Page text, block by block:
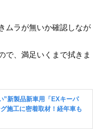
ムラが無いか確認しなが
で、満足いくまで拭きま